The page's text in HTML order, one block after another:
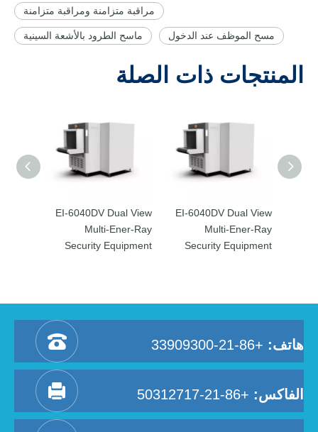
مراقبة متزامنة ومراقبة متزامنة
ماسح الطرود بالأشعة السينية مسح الموظف عند الدخول
المنتجات ذات الصلة
EI-6040DV Dual View
Multi-Ener-Ray
Security Equipment
EI-6040DV Dual View
Multi-Ener-Ray
Security Equipment
هاتف: +86-21-33909300
الفاكس: +86-21-50312717